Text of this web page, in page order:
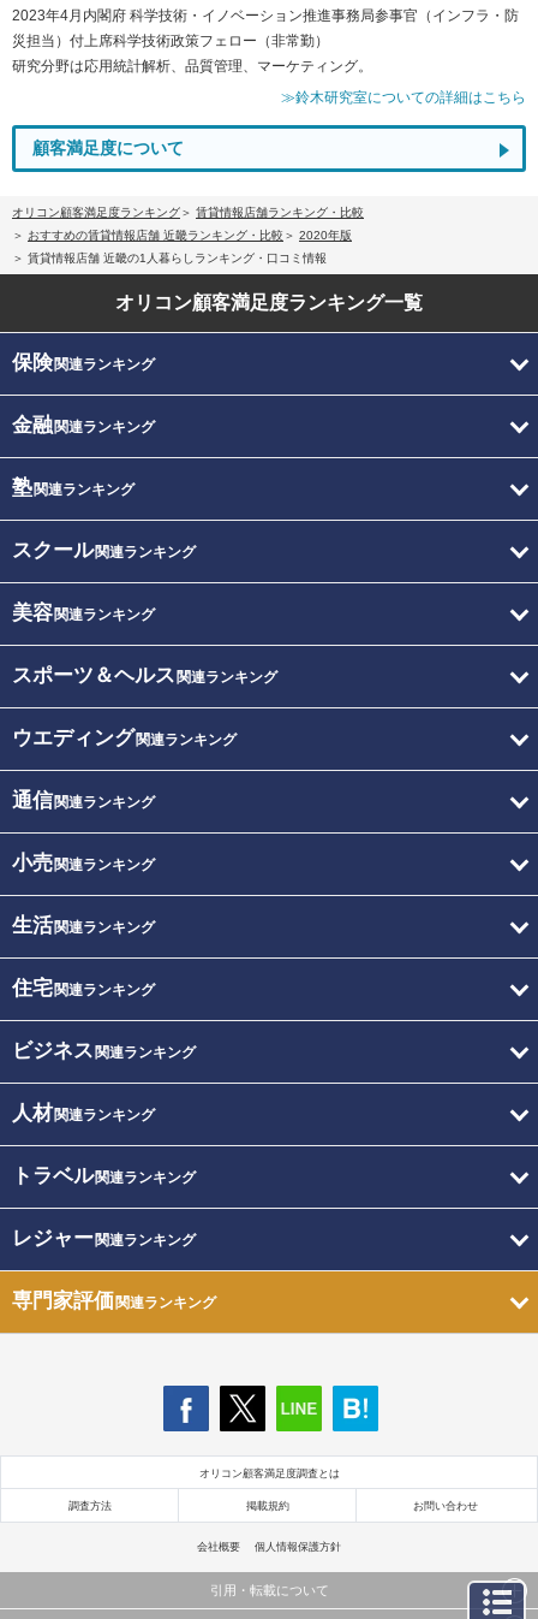
2023年4月内閣府 科学技術・イノベーション推進事務局参事官（インフラ・防
災担当）付上席科学技術政策フェロー（非常勤）
研究分野は応用統計解析、品質管理、マーケティング。
≫鈴木研究室についての詳細はこちら
顧客満足度について
オリコン顧客満足度ランキング
賃貸情報店舗ランキング・比較
おすすめの賃貸情報店舗 近畿ランキング・比較
2020年版
賃貸情報店舗 近畿の1人暮らしランキング・口コミ情報
オリコン顧客満足度ランキング一覧
保険関連ランキング
金融関連ランキング
塾関連ランキング
スクール関連ランキング
美容関連ランキング
スポーツ＆ヘルス 関連ランキング
ウエディング関連ランキング
通信関連ランキング
小売関連ランキング
生活関連ランキング
住宅関連ランキング
ビジネス 関連ランキング
人材関連ランキング
トラベル関連ランキング
レジャー関連ランキング
専門家評価関連ランキング
オリコン顧客満足度調査とは
調査方法 掲載規約 お問い合わせ
会社概要 個人情報保護方針
引用・転載について